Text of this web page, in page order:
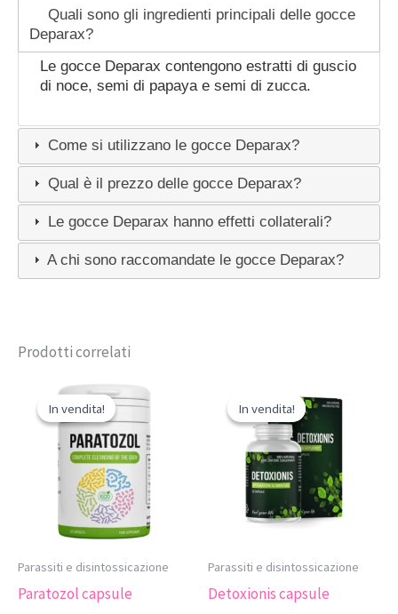
Quali sono gli ingredienti principali delle gocce
Deparax?
Le gocce Deparax contengono estratti di guscio
di noce, semi di papaya e semi di zucca.
Come si utilizzano le gocce Deparax?
Qual è il prezzo delle gocce Deparax?
Le gocce Deparax hanno effetti collaterali?
A chi sono raccomandate le gocce Deparax?
Prodotti correlati
In vendita!
In vendita!
Parassiti e disintossicazione
Paratozol capsule
In vendita!
In vendita!
Parassiti e disintossicazione
Detoxionis capsule